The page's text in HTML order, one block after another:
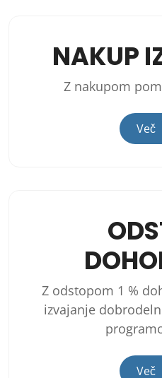
NAKUP
Z nakupom
Več
Z odstopom 1 %
izvajanje
Več